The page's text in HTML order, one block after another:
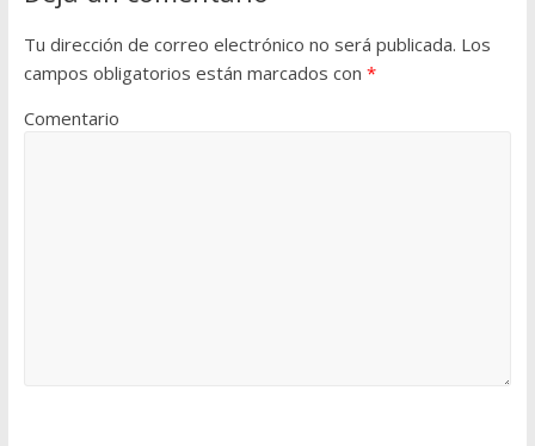
Tu dirección de correo electrónico no será publicada. Los
campos obligatorios están marcados con *
Comentario